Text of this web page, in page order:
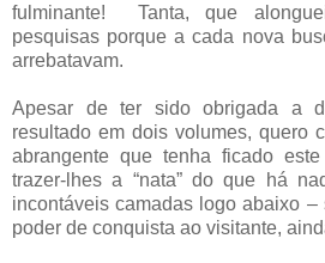
fulminante! Tanta, que
pesquisas porque a cada nova
arrebatavam.
Apesar de ter sido obrigada a
resultado em dois volumes, quero
abrangente que tenha ficado
trazer-lhes a “nata” do que há
incontáveis camadas logo abaixo
poder de conquista ao visitante,